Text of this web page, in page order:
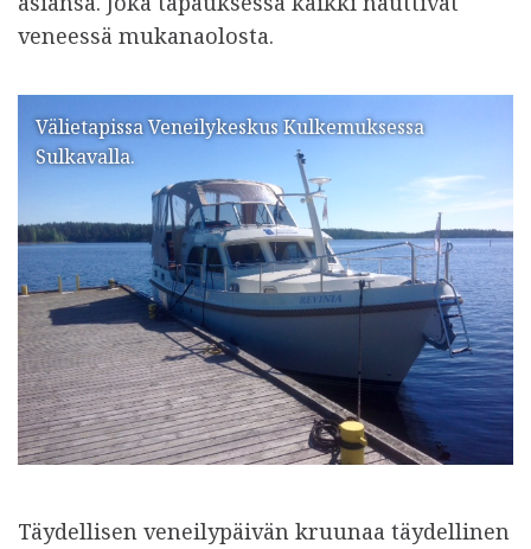
veneessä mukanaolosta.
Välietapissa Veneilykeskus Kulkemuksessa
Sulkavalla.
Täydellisen veneilypäivän kruunaa täydellinen